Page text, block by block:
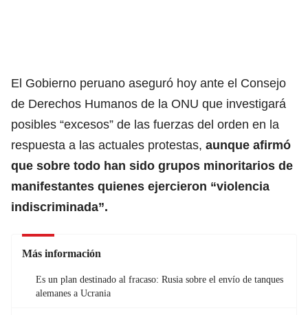
El Gobierno peruano aseguró hoy ante el Consejo
de Derechos Humanos de la ONU que investigará
posibles “excesos” de las fuerzas del orden en la
respuesta a las actuales protestas, aunque afirmó
que sobre todo han sido grupos minoritarios de
manifestantes quienes ejercieron “violencia
indiscriminada”.
Más información
Es un plan destinado al fracaso: Rusia sobre el envío de tanques
alemanes a Ucrania